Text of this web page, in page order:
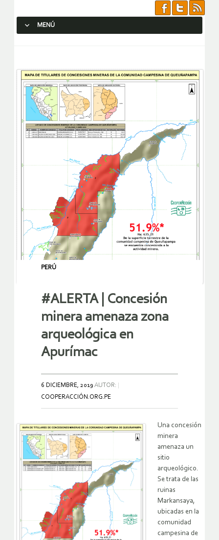
MENÚ
PERÚ
#ALERTA | Concesión
minera amenaza zona
arqueológica en
Apurímac
6 DICIEMBRE, 2019 AUTOR:
COOPERACCIÓN.ORG.PE
Una concesión
minera
amenaza un
sitio
arqueológico.
Se trata de las
ruinas
Markansaya,
ubicadas en la
comunidad
campesina de